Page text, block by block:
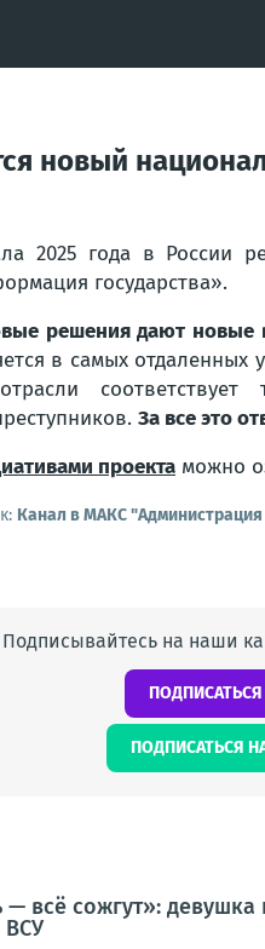
новый
2025 года в России
государства».
решения дают новые
в самых отдаленных
За все это
проекта можно
Канал в МАКС
Подписывайтесь на наши
ПОДПИСАТЬСЯ НА
— всё сожгут»:
ВСУ